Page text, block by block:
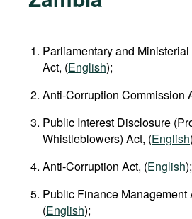
Parliamentary and
Act, (English);
Anti-Corruption Commission
Public Interest Disclosure
Whistleblowers) Act, (English
Anti-Corruption Act, (English);
Public Finance Management
(English);